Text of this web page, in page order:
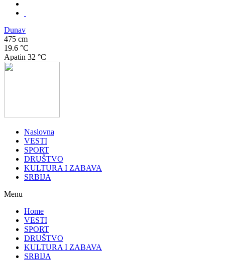
Dunav
475 cm
19.6 °C
Apatin 32 °C
Naslovna
VESTI
SPORT
DRUŠTVO
KULTURA I ZABAVA
SRBIJA
Menu
Home
VESTI
SPORT
DRUŠTVO
KULTURA I ZABAVA
SRBIJA